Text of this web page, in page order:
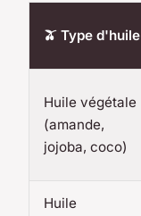
🫒 Type d'huile
Huile végétale
(amande,
jojoba, coco)
Huile